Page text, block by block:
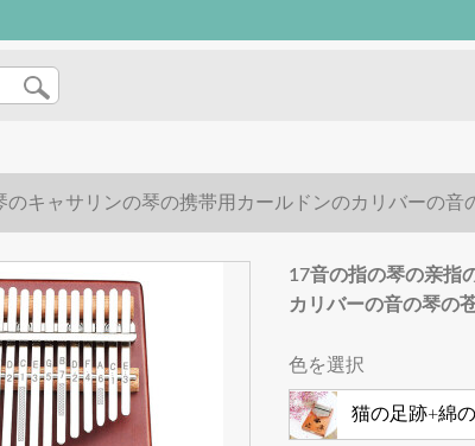
のキャサリンの琴の携帯用カールドンのカリバーの音
17音の指の琴の亲指
カリバーの音の琴の
色を選択
猫の足跡+綿